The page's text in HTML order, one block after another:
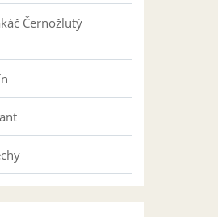
Černožlutý